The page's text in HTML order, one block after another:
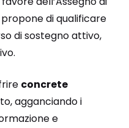
di qualificare
di sostegno attivo,
concrete
agganciando i
e